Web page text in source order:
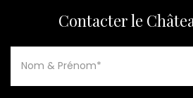
Contacter le